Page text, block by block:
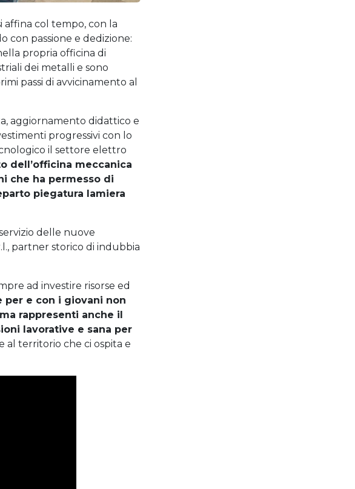
affina col tempo, con la
con passione e dedizione:
propria officina di
dei metalli e sono
passi di avvicinamento al
aggiornamento didattico e
progressivi con lo
il settore elettro
dell’officina meccanica
che ha permesso di
piegatura lamiera
delle nuove
partner storico di indubbia
ad investire risorse ed
per e con i giovani non
rappresenti anche il
lavorative e sana per
al territorio che ci ospita e